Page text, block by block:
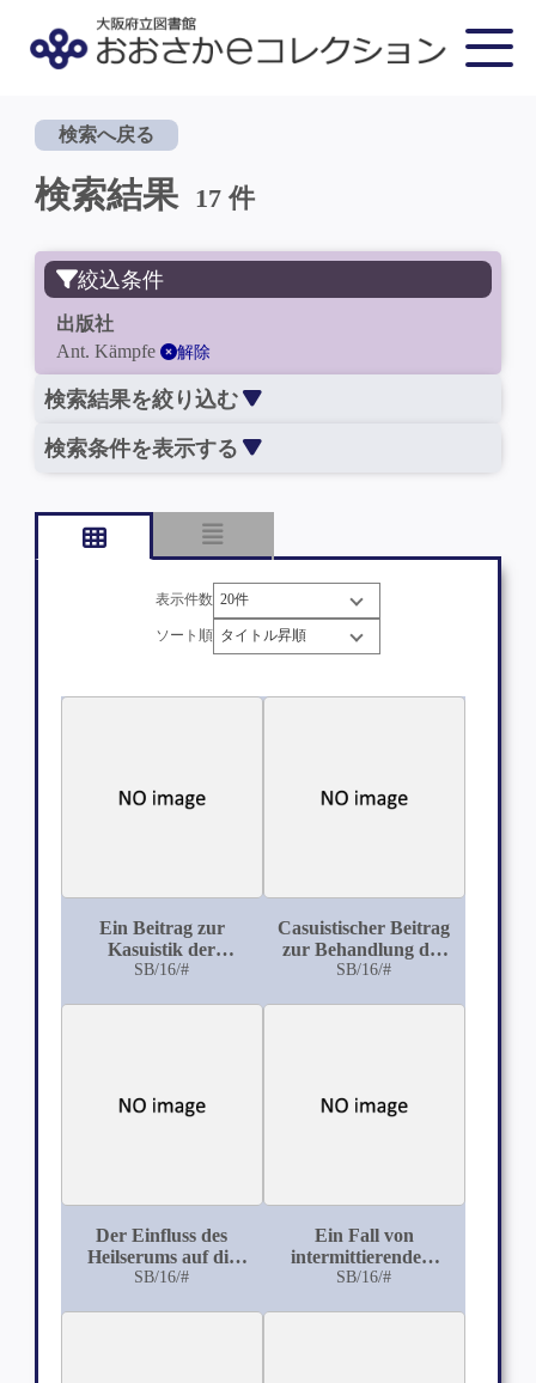
検索へ戻る
検索結果 17 件
絞込条件
出版社
Ant. Kämpfe
解除
検索結果を絞り込む
検索条件を表示する
表示件数
ソート順
Ein Beitrag zur
Kasuistik der
Petroleumvergiftung
SB/16/#
Casuistischer Beitrag
zur Behandlung des
"Tetanus''
SB/16/#
Der Einfluss des
Heilserums auf die
Diphtherie: nach den
SB/16/#
Ein Fall von
intermittierendem
Hinken (Claudication
SB/16/#